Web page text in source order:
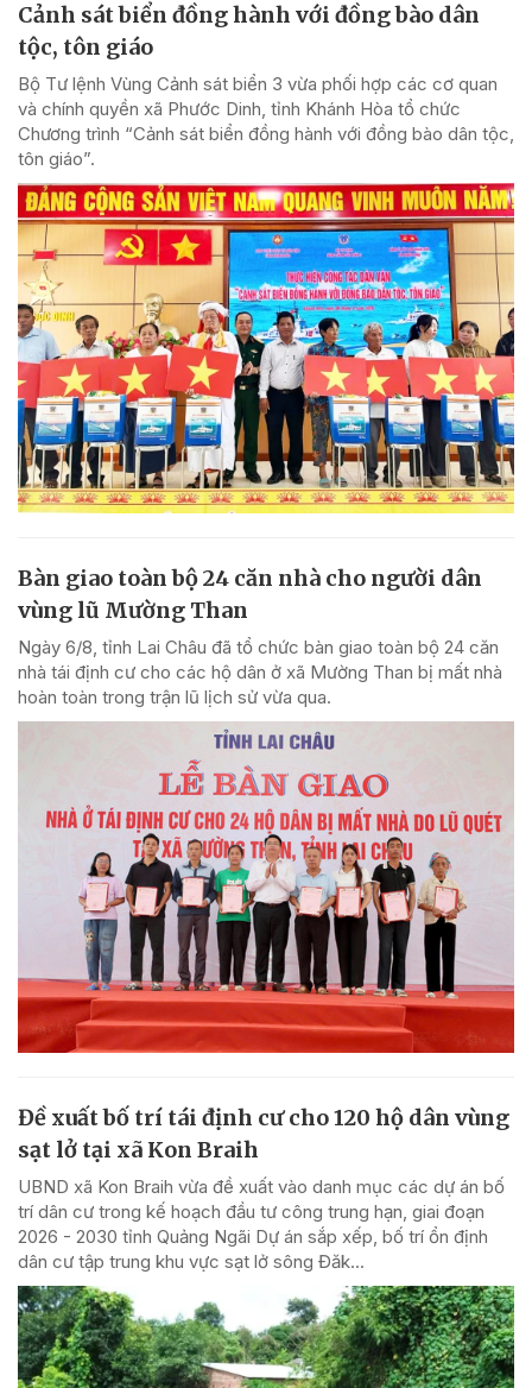
Cảnh sát biển đồng hành với đồng bào dân
tộc, tôn giáo
Bộ Tư lệnh Vùng Cảnh sát biển 3 vừa phối hợp các cơ quan
và chính quyền xã Phước Dinh, tỉnh Khánh Hòa tổ chức
Chương trình “Cảnh sát biển đồng hành với đồng bào dân tộc,
tôn giáo”.
Bàn giao toàn bộ 24 căn nhà cho người dân
vùng lũ Mường Than
Ngày 6/8, tỉnh Lai Châu đã tổ chức bàn giao toàn bộ 24 căn
nhà tái định cư cho các hộ dân ở xã Mường Than bị mất nhà
hoàn toàn trong trận lũ lịch sử vừa qua.
Đề xuất bố trí tái định cư cho 120 hộ dân vùng
sạt lở tại xã Kon Braih
UBND xã Kon Braih vừa đề xuất vào danh mục các dự án bố
trí dân cư trong kế hoạch đầu tư công trung hạn, giai đoạn
2026 - 2030 tỉnh Quảng Ngãi Dự án sắp xếp, bố trí ổn định
dân cư tập trung khu vực sạt lở sông Đăk...